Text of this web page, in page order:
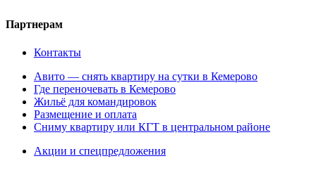
Партнерам
Контакты
Авито — снять квартиру на сутки в Кемерово
Где переночевать в Кемерово
Жильё для командировок
Размещение и оплата
Сниму квартиру или КГТ в центральном районе
Акции и спецпредложения